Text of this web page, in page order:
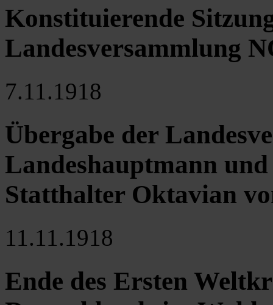
Konstituierende
Landesversammlung
7.11.1918
Übergabe der
Landeshauptmann
Statthalter Oktavian
11.11.1918
Ende des Ersten